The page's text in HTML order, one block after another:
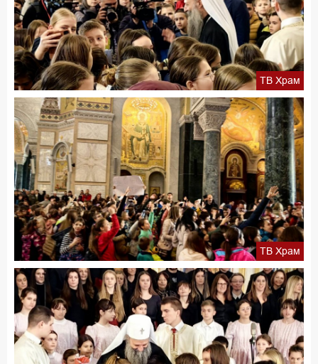
ТВ Храм
ТВ Храм